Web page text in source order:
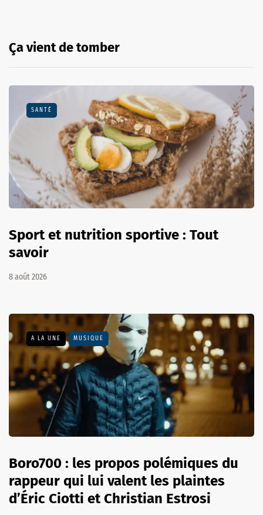
Ça vient de tomber
SANTÉ
Sport et nutrition sportive : Tout
savoir
8 août 2026
A LA UNE MUSIQUE
Boro700 : les propos polémiques du
rappeur qui lui valent les plaintes
d’Éric Ciotti et Christian Estrosi